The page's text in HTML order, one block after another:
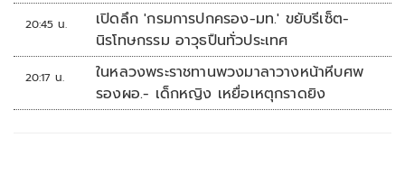
20:45 น.
เปิดลึก 'กรมการปกครอง-มท.' ขยับรีเซ็ต-
นิรโทษกรรม อาวุธปืนทั่วประเทศ
20:17 น.
ในหลวงพระราชทานพวงมาลาวางหน้าหีบศพ
รองผอ.- เด็กหญิง เหยื่อเหตุกราดยิง